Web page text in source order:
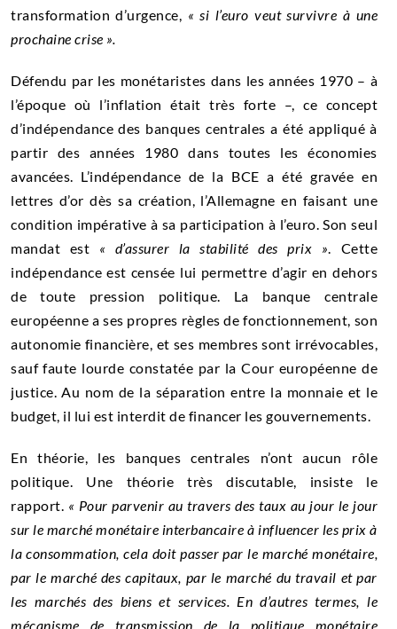
transformation d’urgence, « si l’euro veut survivre à une
prochaine crise ».
Défendu par les monétaristes dans les années 1970 – à
l’époque où l’inflation était très forte –, ce concept
d’indépendance des banques centrales a été appliqué à
partir des années 1980 dans toutes les économies
avancées. L’indépendance de la BCE a été gravée en
lettres d’or dès sa création, l’Allemagne en faisant une
condition impérative à sa participation à l’euro. Son seul
mandat est « d’assurer la stabilité des prix ». Cette
indépendance est censée lui permettre d’agir en dehors
de toute pression politique. La banque centrale
européenne a ses propres règles de fonctionnement, son
autonomie financière, et ses membres sont irrévocables,
sauf faute lourde constatée par la Cour européenne de
justice. Au nom de la séparation entre la monnaie et le
budget, il lui est interdit de financer les gouvernements.
En théorie, les banques centrales n’ont aucun rôle
politique. Une théorie très discutable, insiste le
rapport. « Pour parvenir au travers des taux au jour le jour
sur le marché monétaire interbancaire à influencer les prix à
la consommation, cela doit passer par le marché monétaire,
par le marché des capitaux, par le marché du travail et par
les marchés des biens et services. En d’autres termes, le
mécanisme de transmission de la politique monétaire